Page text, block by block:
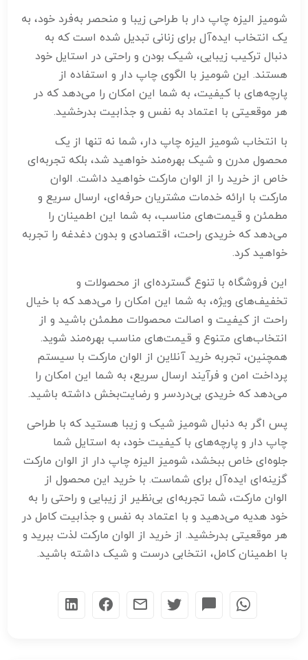
شومیز الیزه چاپ دار با طراحی زیبا و منحصر به‌فرد خود، به
یک انتخاب ایده‌آل برای زنانی تبدیل شده است که به
دنبال ترکیب زیبایی، شیک بودن و راحتی در استایل خود
هستند. این شومیز با الگوی چاپ دار و استفاده از
پارچه‌های با کیفیت، به شما این امکان را می‌دهد که در
هر موقعیتی با اعتماد به نفس و جذابیت بدرخشید.
با انتخاب شومیز الیزه چاپ دار، شما نه تنها از یک
محصول مدرن و شیک بهره‌مند خواهید شد، بلکه تجربه‌ای
خاص از خرید را از الوان مارکت خواهید داشت. الوان
مارکت با ارائه خدمات مشتریان حرفه‌ای، ارسال سریع و
مطمئن و قیمت‌های مناسب، به شما این اطمینان را
می‌دهد که خریدی راحت، اقتصادی و بدون دغدغه را تجربه
خواهید کرد.
این فروشگاه با تنوع گسترده‌ای از محصولات و
تخفیف‌های ویژه، به شما این امکان را می‌دهد که با خیال
راحت از کیفیت و اصالت محصولات مطمئن باشید و از
انتخاب‌های متنوع و قیمت‌های مناسب بهره‌مند شوید.
همچنین، تجربه خرید آنلاین از الوان مارکت با سیستم
پرداخت امن و فرآیند ارسال سریع، به شما این امکان را
می‌دهد که خریدی بی‌دردسر و رضایت‌بخش داشته باشید.
پس اگر به دنبال شومیز شیک و زیبا هستید که با طراحی
چاپ دار و پارچه‌های با کیفیت خود، به استایل شما
جلوه‌ای خاص ببخشد، شومیز الیزه چاپ دار از الوان مارکت
گزینه‌ای ایده‌آل برای شماست. با خرید این محصول از
الوان مارکت، شما تجربه‌ای بی‌نظیر از زیبایی و راحتی را به
خود هدیه می‌دهید و با اعتماد به نفس و جذابیت کامل در
هر موقعیتی بدرخشید. از خرید از الوان مارکت لذت ببرید و
با اطمینان کامل، انتخابی درست و شیک داشته باشید.